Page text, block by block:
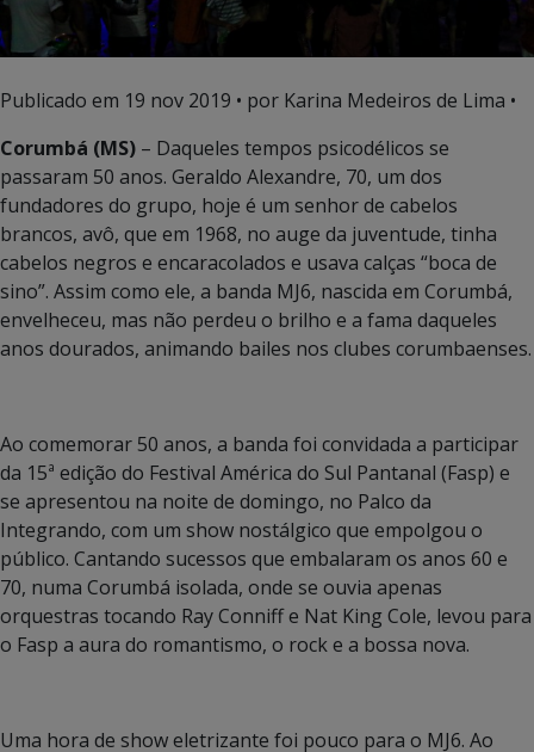
Publicado em 19 nov 2019 • por Karina Medeiros de Lima •
Corumbá (MS) – Daqueles tempos psicodélicos se
passaram 50 anos. Geraldo Alexandre, 70, um dos
fundadores do grupo, hoje é um senhor de cabelos
brancos, avô, que em 1968, no auge da juventude, tinha
cabelos negros e encaracolados e usava calças “boca de
sino”. Assim como ele, a banda MJ6, nascida em Corumbá,
envelheceu, mas não perdeu o brilho e a fama daqueles
anos dourados, animando bailes nos clubes corumbaenses.
Ao comemorar 50 anos, a banda foi convidada a participar
da 15ª edição do Festival América do Sul Pantanal (Fasp) e
se apresentou na noite de domingo, no Palco da
Integrando, com um show nostálgico que empolgou o
público. Cantando sucessos que embalaram os anos 60 e
70, numa Corumbá isolada, onde se ouvia apenas
orquestras tocando Ray Conniff e Nat King Cole, levou para
o Fasp a aura do romantismo, o rock e a bossa nova.
Uma hora de show eletrizante foi pouco para o MJ6. Ao